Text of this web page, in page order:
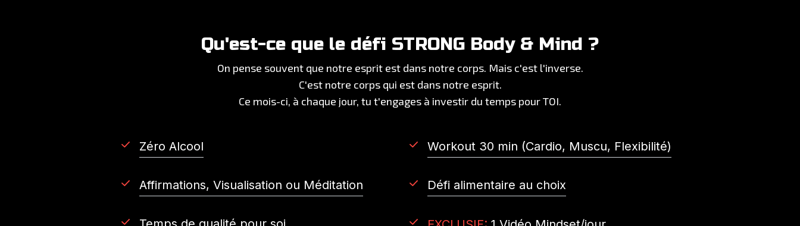
Qu'est-ce que le défi STRONG Body & Mind ?
On pense souvent que notre esprit est dans notre corps. Mais c'est l'inverse.
C'est notre corps qui est dans notre esprit.
Ce mois-ci, à chaque jour, tu t'engages à investir du temps pour TOI.
Zéro Alcool Workout 30 min (Cardio, Muscu, Flexibilité)
Affirmations, Visualisation ou Méditation Défi alimentaire au choix